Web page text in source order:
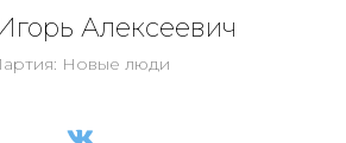
Алексеевич
Новые люди